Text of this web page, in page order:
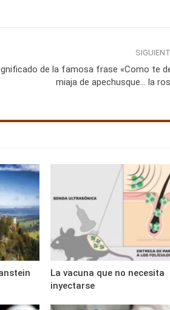
de la famosa frase «Como te
miaja de apechusque… la
La vacuna que no necesita
inyectarse